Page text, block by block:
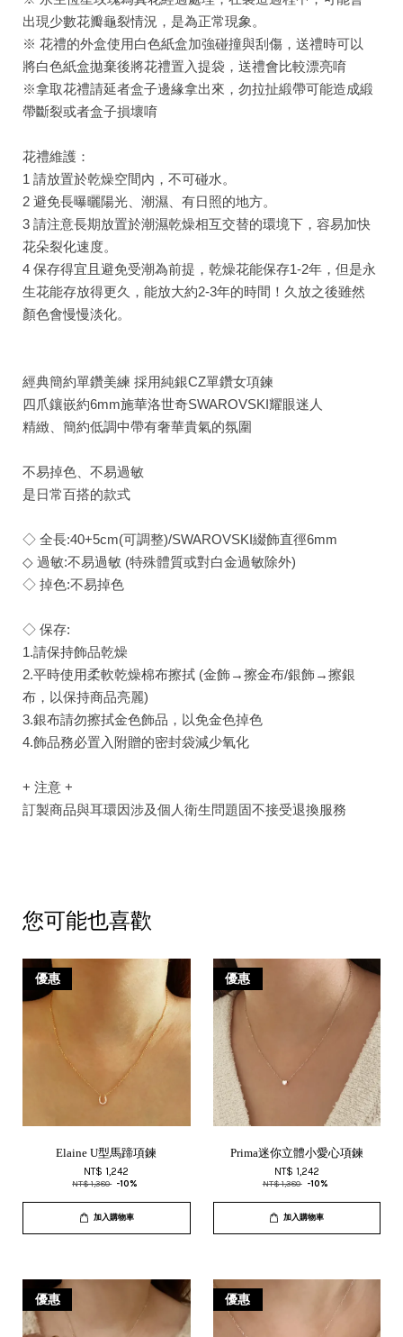
出現少數花瓣龜裂情況，是為正常現象。
※ 花禮的外盒使用白色紙盒加強碰撞與刮傷，送禮時可以
將白色紙盒拋棄後將花禮置入提袋，送禮會比較漂亮唷
※拿取花禮請延者盒子邊緣拿出來，勿拉扯緞帶可能造成緞
帶斷裂或者盒子損壞唷
花禮維護：
1 請放置於乾燥空間內，不可碰水。
2 避免長曝曬陽光、潮濕、有日照的地方。
3 請注意長期放置於潮濕乾燥相互交替的環境下，容易加快
花朵裂化速度。
4 保存得宜且避免受潮為前提，乾燥花能保存1-2年，但是永
生花能存放得更久，能放大約2-3年的時間！久放之後雖然
顏色會慢慢淡化。
經典簡約單鑽美練 採用純銀CZ單鑽女項鍊
四爪鑲嵌約6mm施華洛世奇SWAROVSKI耀眼迷人
精緻、簡約低調中帶有奢華貴氣的氛圍
不易掉色、不易過敏
是日常百搭的款式
◇ 全長:40+5cm(可調整)/SWAROVSKI綴飾直徑6mm
◇ 過敏:不易過敏 (特殊體質或對白金過敏除外)
◇ 掉色:不易掉色
◇ 保存:
1.請保持飾品乾燥
2.平時使用柔軟乾燥棉布擦拭 (金飾→擦金布/銀飾→擦銀
布，以保持商品亮麗)
3.銀布請勿擦拭金色飾品，以免金色掉色
4.飾品務必置入附贈的密封袋減少氧化
+ 注意 +
訂製商品與耳環因涉及個人衛生問題固不接受退換服務
您可能也喜歡
優惠
Elaine U型馬蹄項鍊
NT$ 1,242
NT$ 1,380 -10%
加入購物車
優惠
Prima迷你立體小愛心項鍊
NT$ 1,242
NT$ 1,380 -10%
加入購物車
優惠 優惠